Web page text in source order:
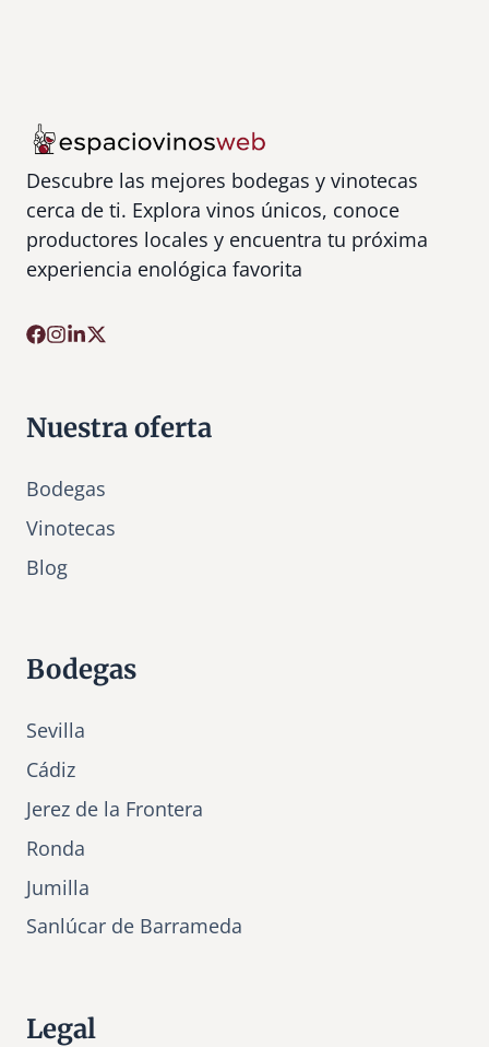
Descubre las mejores bodegas y vinotecas
cerca de ti. Explora vinos únicos, conoce
productores locales y encuentra tu próxima
experiencia enológica favorita
Nuestra oferta
Bodegas
Vinotecas
Blog
Bodegas
Sevilla
Cádiz
Jerez de la Frontera
Ronda
Jumilla
Sanlúcar de Barrameda
Legal